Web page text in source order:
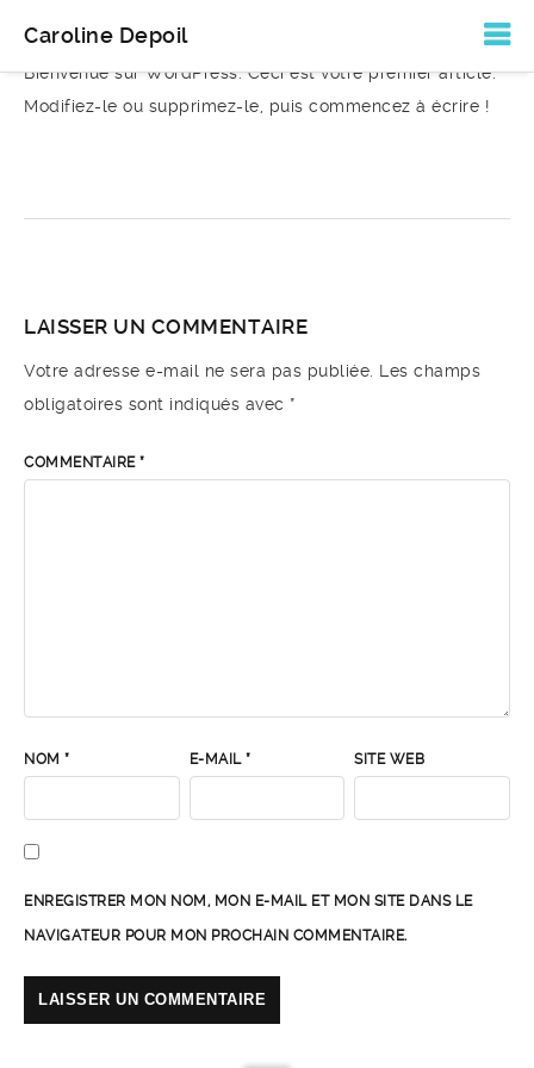
Caroline Depoil
Bienvenue sur WordPress. Ceci est votre premier article.
Modifiez-le ou supprimez-le, puis commencez à écrire !
LAISSER UN COMMENTAIRE
Votre adresse e-mail ne sera pas publiée. Les champs
obligatoires sont indiqués avec *
COMMENTAIRE *
NOM * E-MAIL* SITE WEB
ENREGISTRER MON NOM, MON E-MAIL ET MON SITE DANS LE
NAVIGATEUR POUR MON PROCHAIN COMMENTAIRE.